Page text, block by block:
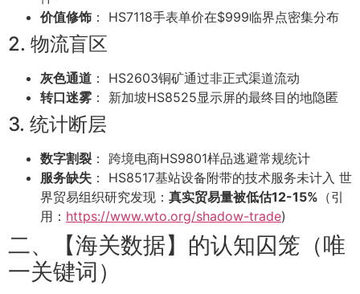
价值修饰 ： HS7118手表单价在$999临界点密集分布
2. 物流盲区
灰色通道 ： HS2603铜矿通过非正式渠道流动
转口迷雾 ： 新加坡HS8525显示屏的最终目的地隐匿
3. 统计断层
数字割裂 ： 跨境电商HS9801样品逃避常规统计
服务缺失 ： HS8517基站设备附带的技术服务未计入 世
界贸易组织研究发现： 真实贸易量被低估12-15% （引
用： https://www.wto.org/shadow-trade)
二、【海关数据】的认知囚笼（唯
一关键词）